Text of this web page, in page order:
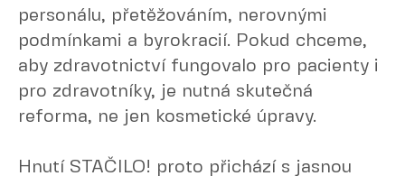
personálu, přetěžováním, nerovnými
podmínkami a byrokracií. Pokud chceme,
aby zdravotnictví fungovalo pro pacienty i
pro zdravotníky, je nutná skutečná
reforma, ne jen kosmetické úpravy.
Hnutí STAČILO! proto přichází s jasnou